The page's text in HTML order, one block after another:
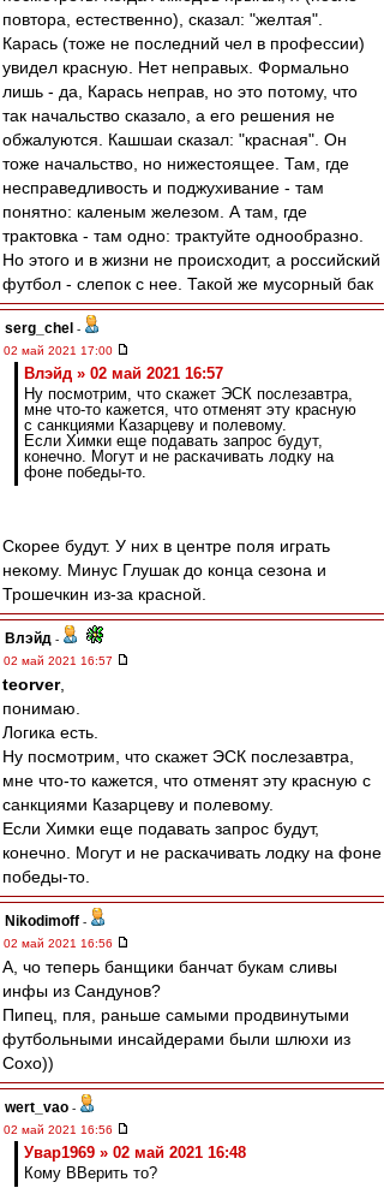
повтора, естественно), сказал: "желтая".
Карась (тоже не последний чел в профессии)
увидел красную. Нет неправых. Формально
лишь - да, Карась неправ, но это потому, что
так начальство сказало, а его решения не
обжалуются. Кашшаи сказал: "красная". Он
тоже начальство, но нижестоящее. Там, где
несправедливость и поджухивание - там
понятно: каленым железом. А там, где
трактовка - там одно: трактуйте однообразно.
Но этого и в жизни не происходит, а российский
футбол - слепок с нее. Такой же мусорный бак
serg_chel -
02 май 2021 17:00
Влэйд » 02 май 2021 16:57
Ну посмотрим, что скажет ЭСК послезавтра,
мне что-то кажется, что отменят эту красную
с санкциями Казарцеву и полевому.
Если Химки еще подавать запрос будут,
конечно. Могут и не раскачивать лодку на
фоне победы-то.
Скорее будут. У них в центре поля играть
некому. Минус Глушак до конца сезона и
Трошечкин из-за красной.
Влэйд -
02 май 2021 16:57
teorver,
понимаю.
Логика есть.
Ну посмотрим, что скажет ЭСК послезавтра,
мне что-то кажется, что отменят эту красную с
санкциями Казарцеву и полевому.
Если Химки еще подавать запрос будут,
конечно. Могут и не раскачивать лодку на фоне
победы-то.
Nikodimoff -
02 май 2021 16:56
А, чо теперь банщики банчат букам сливы
инфы из Сандунов?
Пипец, пля, раньше самыми продвинутыми
футбольными инсайдерами были шлюхи из
Сохо))
wert_vao -
02 май 2021 16:56
Увар1969 » 02 май 2021 16:48
Кому ВВерить то?